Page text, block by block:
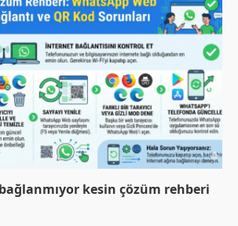
kesin çözüm rehberi